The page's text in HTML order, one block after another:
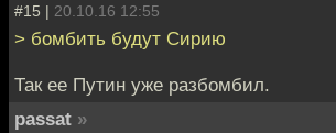
#15 | 20.10.16 12:55
> бомбить будут Сирию
Так ее Путин уже разбомбил.
passat »